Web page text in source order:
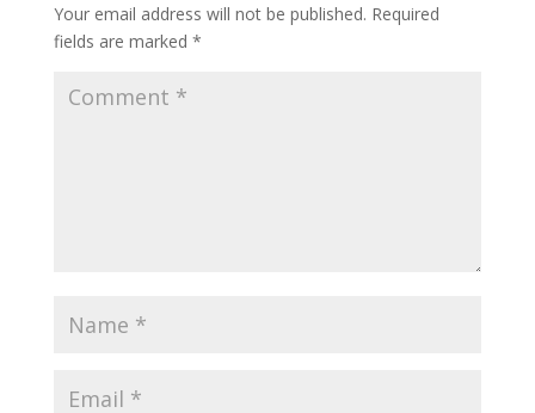
Your email address will not be published. Required
fields are marked *